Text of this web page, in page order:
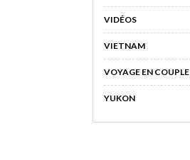
VIDÉOS
VIETNAM
VOYAGE EN COUPLE
YUKON